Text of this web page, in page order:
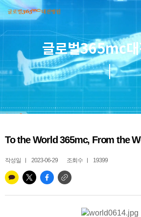
본문 바로가기
글로벌365mc대
To the World 365mc, From the
작성일 2023-06-29 조회수 19399